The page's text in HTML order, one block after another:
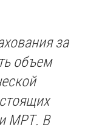
за
объем
МРТ. В